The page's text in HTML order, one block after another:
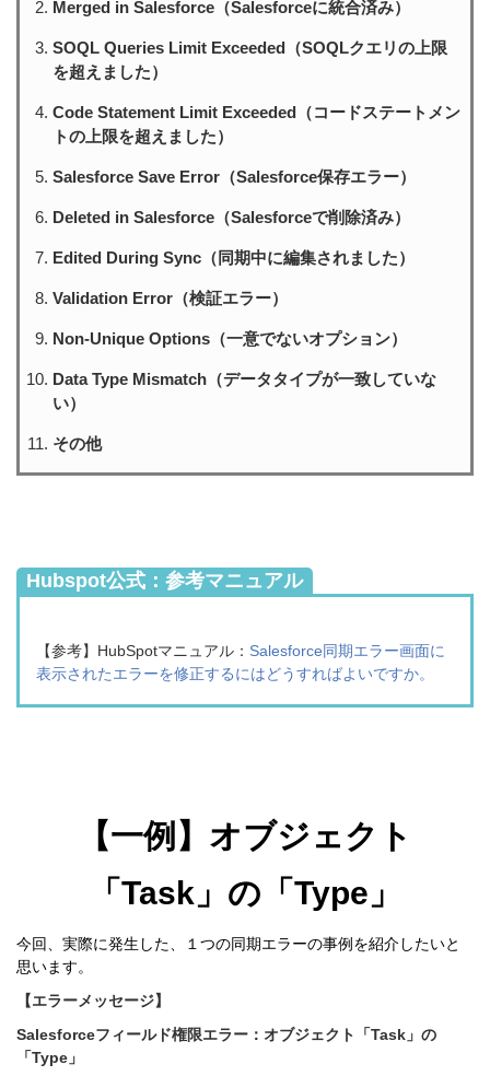
Merged in Salesforce（Salesforceに統合済み）
SOQL Queries Limit Exceeded（SOQLクエリの上限
を超えました）
Code Statement Limit Exceeded（コードステートメン
トの上限を超えました）
Salesforce Save Error（Salesforce保存エラー）
Deleted in Salesforce（Salesforceで削除済み）
Edited During Sync（同期中に編集されました）
Validation Error（検証エラー）
Non-Unique Options（一意でないオプション）
Data Type Mismatch（データタイプが一致していな
い）
その他
Hubspot公式：参考マニュアル
【参考】HubSpotマニュアル ： Salesforce同期エラー画面に
表示されたエラーを修正するにはどうすればよいですか。
【一例】 オブジェクト
「Task」の「Type」
今回、実際に発生した、１つの同期エラーの事例を紹介したいと
思います。
【エラーメッセージ】
Salesforceフィールド権限エラー：オブジェクト「Task」の
「Type」